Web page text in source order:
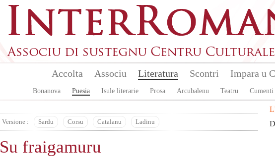
Accolta Associu Literatura
Bonanova Puesia Isule literarie Prosa Arcubalenu Teatru Cumenti
Scontri Impara u
Versione : Sardu Corsu Catalanu Ladinu
Su fraigamuru